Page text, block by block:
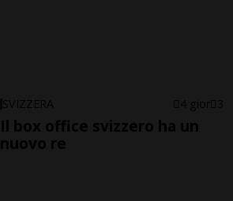
SVIZZERA 4 gior 3
Il box office svizzero ha un
nuovo re